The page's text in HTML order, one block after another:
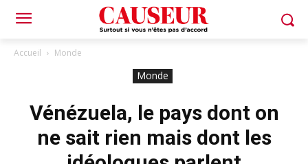
Accueil Monde
Monde
Vénézuela, le pays dont on
ne sait rien mais dont les